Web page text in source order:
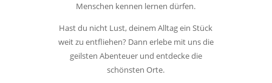
Menschen kennen lernen dürfen.
Hast du nicht Lust, deinem Alltag ein Stück
weit zu entfliehen? Dann erlebe mit uns die
geilsten Abenteuer und entdecke die
schönsten Orte.